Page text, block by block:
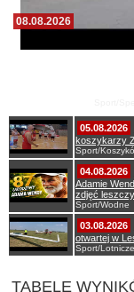
08.08.2026
05.08.2026
koszykarzy
Sport/
04.08.2026
Adamie
zdjęć
Sport/Wodne
03.08.2026
otwartej w
Sport/Lotnicze
TABELE